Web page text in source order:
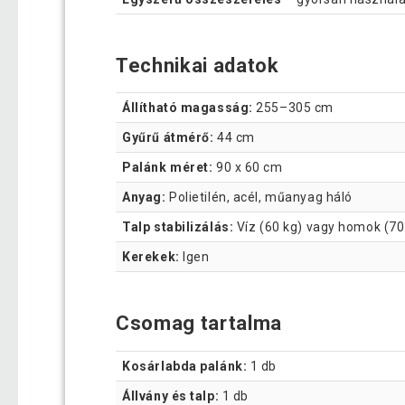
Technikai adatok
Állítható magasság: 255–305 cm
Gyűrű átmérő: 44 cm
Palánk méret: 90 x 60 cm
Anyag: Polietilén, acél, műanyag háló
Talp stabilizálás: Víz (60 kg) vagy homok
Kerekek: Igen
Csomag tartalma
Kosárlabda palánk: 1 db
Állvány és talp: 1 db